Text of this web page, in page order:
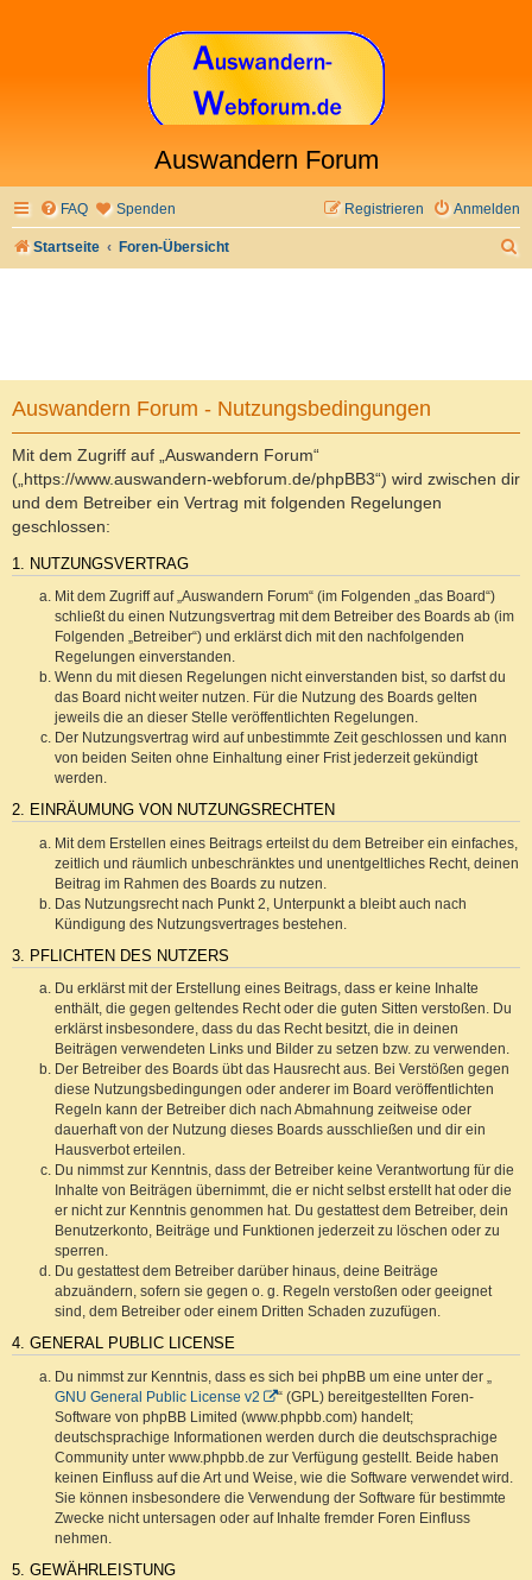
Auswandern Forum
FAQ Spenden Anmelden
Registrieren
Startseite Foren-Übersicht
Auswandern Forum - Nutzungsbedingungen
Mit dem Zugriff auf „Auswandern Forum“
(„https://www.auswandern-webforum.de/phpBB3“) wird zwischen dir
und dem Betreiber ein Vertrag mit folgenden Regelungen
geschlossen:
1. NUTZUNGSVERTRAG
Mit dem Zugriff auf „Auswandern Forum“ (im Folgenden „das Board“)
schließt du einen Nutzungsvertrag mit dem Betreiber des Boards ab (im
Folgenden „Betreiber“) und erklärst dich mit den nachfolgenden
Regelungen einverstanden.
Wenn du mit diesen Regelungen nicht einverstanden bist, so darfst du
das Board nicht weiter nutzen. Für die Nutzung des Boards gelten
jeweils die an dieser Stelle veröffentlichten Regelungen.
Der Nutzungsvertrag wird auf unbestimmte Zeit geschlossen und kann
von beiden Seiten ohne Einhaltung einer Frist jederzeit gekündigt
werden.
2. EINRÄUMUNG VON NUTZUNGSRECHTEN
Mit dem Erstellen eines Beitrags erteilst du dem Betreiber ein einfaches,
zeitlich und räumlich unbeschränktes und unentgeltliches Recht, deinen
Beitrag im Rahmen des Boards zu nutzen.
Das Nutzungsrecht nach Punkt 2, Unterpunkt a bleibt auch nach
Kündigung des Nutzungsvertrages bestehen.
3. PFLICHTEN DES NUTZERS
Du erklärst mit der Erstellung eines Beitrags, dass er keine Inhalte
enthält, die gegen geltendes Recht oder die guten Sitten verstoßen. Du
erklärst insbesondere, dass du das Recht besitzt, die in deinen
Beiträgen verwendeten Links und Bilder zu setzen bzw. zu verwenden.
Der Betreiber des Boards übt das Hausrecht aus. Bei Verstößen gegen
diese Nutzungsbedingungen oder anderer im Board veröffentlichten
Regeln kann der Betreiber dich nach Abmahnung zeitweise oder
dauerhaft von der Nutzung dieses Boards ausschließen und dir ein
Hausverbot erteilen.
Du nimmst zur Kenntnis, dass der Betreiber keine Verantwortung für die
Inhalte von Beiträgen übernimmt, die er nicht selbst erstellt hat oder die
er nicht zur Kenntnis genommen hat. Du gestattest dem Betreiber, dein
Benutzerkonto, Beiträge und Funktionen jederzeit zu löschen oder zu
sperren.
Du gestattest dem Betreiber darüber hinaus, deine Beiträge
abzuändern, sofern sie gegen o. g. Regeln verstoßen oder geeignet
sind, dem Betreiber oder einem Dritten Schaden zuzufügen.
4. GENERAL PUBLIC LICENSE
Du nimmst zur Kenntnis, dass es sich bei phpBB um eine unter der „
GNU General Public License v2
“ (GPL) bereitgestellten Foren-
Software von phpBB Limited (www.phpbb.com) handelt;
deutschsprachige Informationen werden durch die deutschsprachige
Community unter www.phpbb.de zur Verfügung gestellt. Beide haben
keinen Einfluss auf die Art und Weise, wie die Software verwendet wird.
Sie können insbesondere die Verwendung der Software für bestimmte
Zwecke nicht untersagen oder auf Inhalte fremder Foren Einfluss
nehmen.
5. GEWÄHRLEISTUNG